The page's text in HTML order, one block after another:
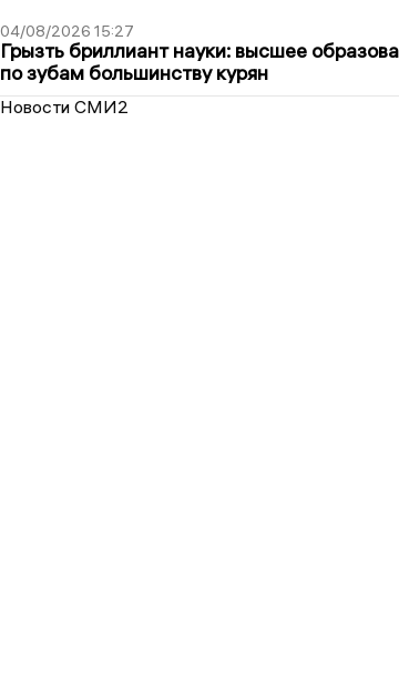
04/08/2026 15:27
Грызть бриллиант науки: высшее
по зубам большинству курян
Новости СМИ2